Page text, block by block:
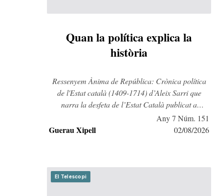
Quan la política explica la
història
Ressenyem Ànima de República: Crònica política
de l'Estat català (1409-1714) d’Aleix Sarri que
narra la desfeta de l’Estat Català publicat a
Guerau Xipell
Any 7 Núm. 151
02/08/2026
El Telescopi